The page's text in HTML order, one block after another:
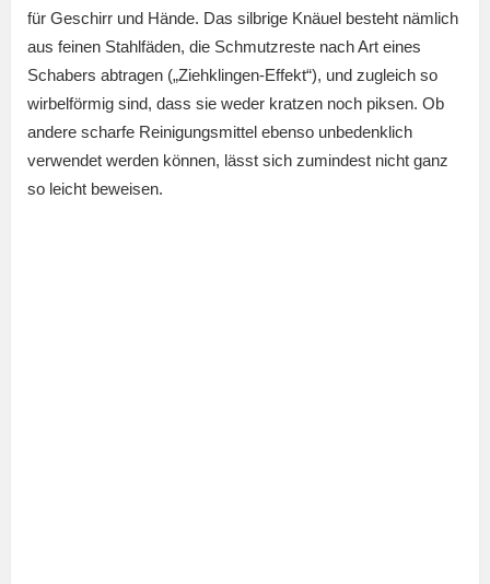
für Geschirr und Hände. Das silbrige Knäuel besteht nämlich
aus feinen Stahlfäden, die Schmutzreste nach Art eines
Schabers abtragen („Ziehklingen-Effekt“), und zugleich so
wirbelförmig sind, dass sie weder kratzen noch piksen. Ob
andere scharfe Reinigungsmittel ebenso unbedenklich
verwendet werden können, lässt sich zumindest nicht ganz
so leicht beweisen.